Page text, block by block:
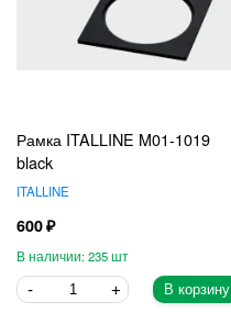
Рамка ITALLINE M01-1019
black
ITALLINE
600
235
В корзину